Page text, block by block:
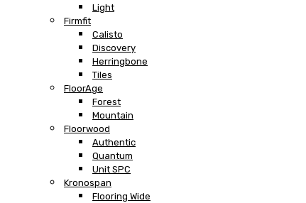
Light
Firmfit
Calisto
Discovery
Herringbone
Tiles
FloorAge
Forest
Mountain
Floorwood
Authentic
Quantum
Unit SPC
Kronospan
Flooring Wide